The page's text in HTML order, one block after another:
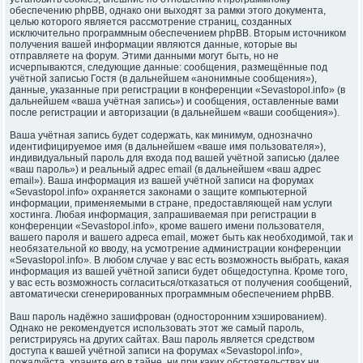
обеспечению phpBB, однако они выходят за рамки этого документа,
целью которого является рассмотрение страниц, созданных
исключительно программным обеспечением phpBB. Вторым источником
получения вашей информации являются данные, которые вы
отправляете на форум. Этими данными могут быть, но не
исчерпываются, следующие данные: сообщения, размещённые под
учётной записью Гостя (в дальнейшем «анонимные сообщения»),
данные, указанные при регистрации в конференции «Sevastopol.info» (в
дальнейшем «ваша учётная запись») и сообщения, оставленные вами
после регистрации и авторизации (в дальнейшем «ваши сообщения»).
Ваша учётная запись будет содержать, как минимум, однозначно
идентифицируемое имя (в дальнейшем «ваше имя пользователя»),
индивидуальный пароль для входа под вашей учётной записью (далее
«ваш пароль») и реальный адрес email (в дальнейшем «ваш адрес
email»). Ваша информация из вашей учётной записи на форумах
«Sevastopol.info» охраняется законами о защите компьютерной
информации, применяемыми в стране, предоставляющей нам услуги
хостинга. Любая информация, запрашиваемая при регистрации в
конференции «Sevastopol.info», кроме вашего имени пользователя,
вашего пароля и вашего адреса email, может быть как необходимой, так и
необязательной ко вводу, на усмотрение администрации конференции
«Sevastopol.info». В любом случае у вас есть возможность выбрать, какая
информация из вашей учётной записи будет общедоступна. Кроме того,
у вас есть возможность согласиться/отказаться от получения сообщений,
автоматически сгенерированных программным обеспечением phpBB.
Ваш пароль надёжно зашифрован (односторонним хэшированием).
Однако не рекомендуется использовать этот же самый пароль,
регистрируясь на других сайтах. Ваш пароль является средством
доступа к вашей учётной записи на форумах «Sevastopol.info»,